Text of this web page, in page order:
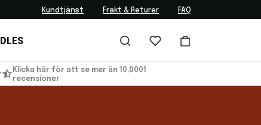
Kundtjänst Frakt & Returer FAQ
Klicka här för att se mer än 10,0001
recensioner